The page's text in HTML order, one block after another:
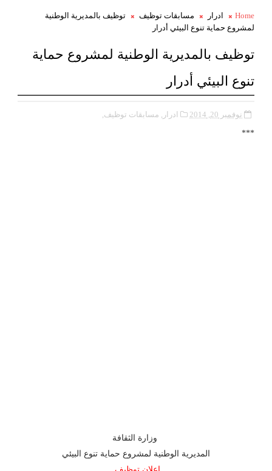
Home ادرار مسابقات توظيف
توظيف بالمديرية الوطنية
لمشروع حماية تنوع البيئي أدرار
توظيف بالمديرية الوطنية لمشروع حماية
تنوع البيئي أدرار
نوفمبر 20, 2014 ادرار, مسابقات توظيف,
***
وزارة الثقافة
المديرية الوطنية لمشروع حماية تنوع البيئي